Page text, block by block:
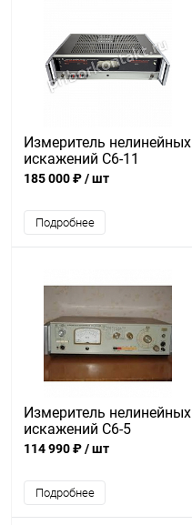
Измеритель нелинейных
искажений С6-11
185 000 ₽/ шт
Подробнее
Измеритель нелинейных
искажений С6-5
114 990 ₽/ шт
Подробнее